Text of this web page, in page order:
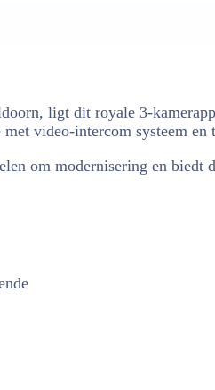
ligt dit royale 3-
video-intercom systeem
om modernisering en